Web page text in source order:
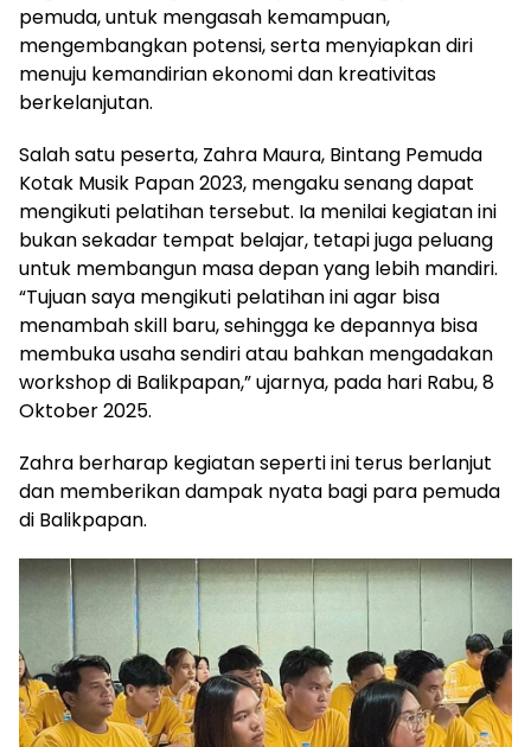
pemuda, untuk mengasah kemampuan,
mengembangkan potensi, serta menyiapkan diri
menuju kemandirian ekonomi dan kreativitas
berkelanjutan.
Salah satu peserta, Zahra Maura, Bintang Pemuda
Kotak Musik Papan 2023, mengaku senang dapat
mengikuti pelatihan tersebut. Ia menilai kegiatan ini
bukan sekadar tempat belajar, tetapi juga peluang
untuk membangun masa depan yang lebih mandiri.
“Tujuan saya mengikuti pelatihan ini agar bisa
menambah skill baru, sehingga ke depannya bisa
membuka usaha sendiri atau bahkan mengadakan
workshop di Balikpapan,” ujarnya, pada hari Rabu, 8
Oktober 2025.
Zahra berharap kegiatan seperti ini terus berlanjut
dan memberikan dampak nyata bagi para pemuda
di Balikpapan.